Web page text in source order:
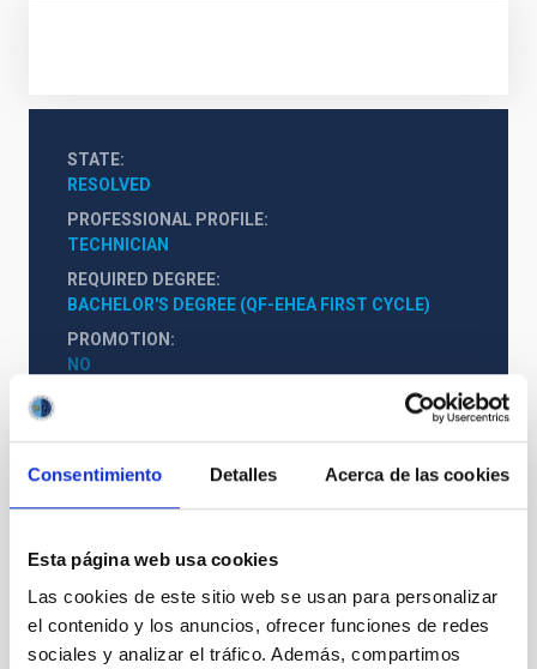
Consentimiento Detalles Acerca de las cookies
Esta página web usa cookies
Las cookies de este sitio web se usan para personalizar
el contenido y los anuncios, ofrecer funciones de redes
sociales y analizar el tráfico. Además, compartimos
STATE
RESOLVED
PROFESSIONAL PROFILE
TECHNICIAN
REQUIRED DEGREE
BACHELOR'S DEGREE (QF-EHEA FIRST CYCLE)
PROMOTION
NO
PS-2024-023 BOE-B-2024-20843
PS-2024-023 BASES CONVOCATORIA
ANEXO VI DECLARACIÓN BV
Anexo III Solicitud BV